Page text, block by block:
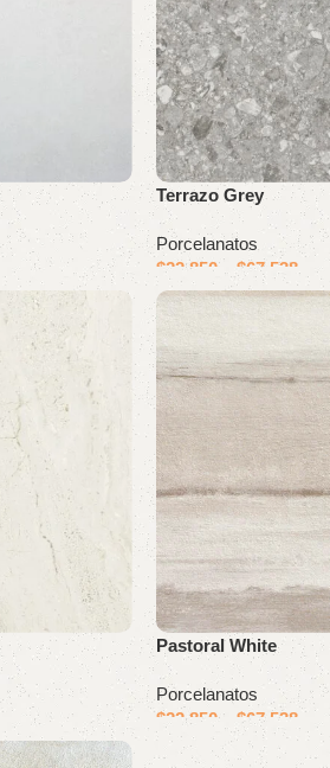
Terrazo Grey
Porcelanatos
$22.850– $67.538
Pastoral White
Porcelanatos
$22.850– $67.538